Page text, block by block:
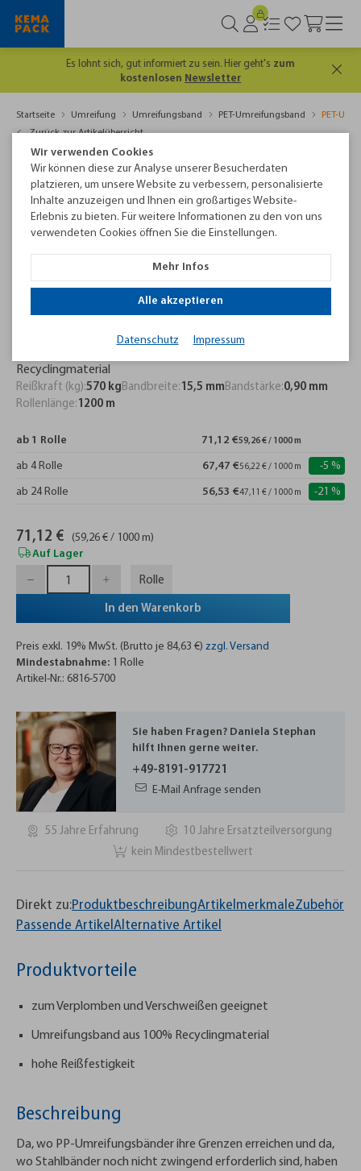
Es lohnt sich, gut informiert zu sein. Hier geht's zum
kostenlosen Newsletter
Startseite Umreifung Umreifungsband PET-Umreifungsband
PET-
Zurück zur Artikelübersicht
Recyclingmaterial
Reißkraft (kg):570 kg Bandbreite: 15,5 mm Bandstärke:0,90 mm
Rollenlänge: 1200 m
ab 1 Rolle 71,12 €59,26 € / 1000 m
ab 4 Rolle 67,47 € -5 %
56,22 € / 1000 m
ab 24 Rolle 56,53 € -21 %
47,11 € / 1000 m
71,12 €
(59,26 € / 1000 m)
Auf Lager
Rolle
In den Warenkorb
Preis exkl. 19% MwSt. (Brutto je 84,63 €) zzgl. Versand
Mindestabnahme: 1 Rolle
Artikel-Nr.: 6816-5700
Sie haben Fragen? Daniela Stephan
hilft Ihnen gerne weiter.
+49-8191-917721
E-Mail Anfrage senden
55 Jahre Erfahrung
10 Jahre Ersatzteilversorgung
kein Mindestbestellwert
Direkt zu:ProduktbeschreibungArtikelmerkmaleZubehör
Passende ArtikelAlternative Artikel
Produktvorteile
zum Verplomben und Verschweißen geeignet
Umreifungsband aus 100% Recyclingmaterial
hohe Reißfestigkeit
Beschreibung
Da, wo PP-Umreifungsbänder ihre Grenzen erreichen und da,
wo Stahlbänder noch nicht zwingend erforderlich sind, haben
Wir verwenden Cookies
Wir können diese zur Analyse unserer Besucherdaten
platzieren, um unsere Website zu verbessern, personalisierte
Inhalte anzuzeigen und Ihnen ein großartiges Website-
Erlebnis zu bieten. Für weitere Informationen zu den von uns
verwendeten Cookies öffnen Sie die Einstellungen.
Mehr Infos
Alle akzeptieren
Datenschutz Impressum